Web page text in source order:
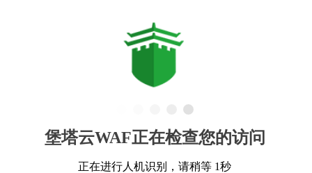
堡塔云WAF正在检查您的访问
正在进行人机识别，请稍等 1秒